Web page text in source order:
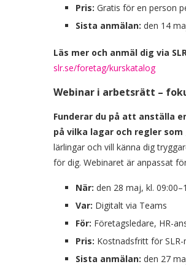
Pris: Gratis för en person
Sista anmälan: den 14
Läs mer och anmäl dig via
slr.se/foretag/kurskatalog
Webinar i arbetsrätt –
Funderar du på att anställa
på vilka lagar och regler som
lärlingar och vill känna dig
för dig. Webinaret är anpassat
När: den 28 maj, kl.
Var: Digitalt via Teams
För: Företagsledare, HR-
Pris: Kostnadsfritt för
Sista anmälan: den 27